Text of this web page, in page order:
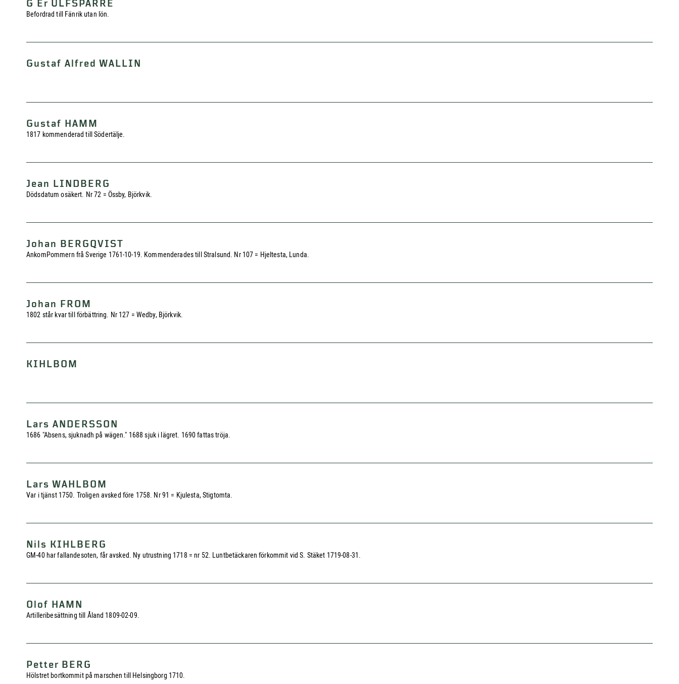
G Er ULFSPARRE
Befordrad till Fänrik utan lön.
Gustaf Alfred WALLIN
Gustaf HAMM
1817 kommenderad till Södertälje.
Jean LINDBERG
Dödsdatum osäkert. Nr 72 = Össby, Björkvik.
Johan BERGQVIST
AnkomPommern frå Sverige 1761-10-19. Kommenderades till Stralsund. Nr 107 = Hjeltesta, Lunda.
Johan FROM
1802 står kvar till förbättring. Nr 127 = Wedby, Björkvik.
KIHLBOM
Lars ANDERSSON
1686 "Absens, sjuknadh på wägen." 1688 sjuk i lägret. 1690 fattas tröja.
Lars WAHLBOM
Var i tjänst 1750. Troligen avsked före 1758. Nr 91 = Kjulesta, Stigtomta.
Nils KIHLBERG
GM-40 har fallandesoten, får avsked. Ny utrustning 1718 = nr 52. Luntbetäckaren förkommit vid S. Stäket 1719-08-31.
Olof HAMN
Artilleribesättning till Åland 1809-02-09.
Petter BERG
Hölstret bortkommit på marschen till Helsingborg 1710.